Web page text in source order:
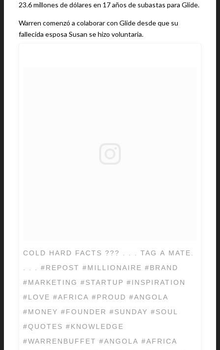
23.6 millones de dólares en 17 años de subastas para Glide.
Warren comenzó a colaborar con Glide desde que su
fallecida esposa Susan se hizo voluntaria.
COLD HARD FACTS ??? . . . TAG A MATE.
. . . #REPOST #MILLIONAIRE #BRAND
#MARKETING #STARTUP #INSPIRATION
#LOVE #AFRICA #PROUD #ANGOLA
#MONEY #FOUNDER #SUNDAY #SOUL
#QUOTES #KNOWLEDGE
#WARRENBUFFET #ANGOLA #AFRICA